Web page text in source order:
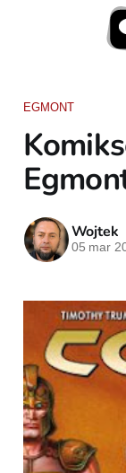
EGMONT
Wojtek
05 mar